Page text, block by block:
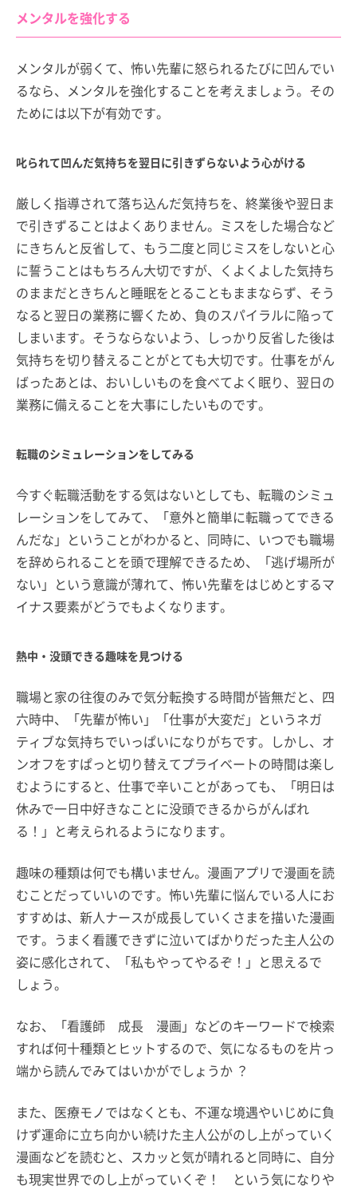
メンタルを強化する
メンタルが弱くて、怖い先輩に怒られるたびに凹んでい
るなら、メンタルを強化することを考えましょう。その
ためには以下が有効です。
叱られて凹んだ気持ちを翌日に引きずらないよう心がける
厳しく指導されて落ち込んだ気持ちを、終業後や翌日ま
で引きずることはよくありません。ミスをした場合など
にきちんと反省して、もう二度と同じミスをしないと心
に誓うことはもちろん大切ですが、くよくよした気持ち
のままだときちんと睡眠をとることもままならず、そう
なると翌日の業務に響くため、負のスパイラルに陥って
しまいます。そうならないよう、しっかり反省した後は
気持ちを切り替えることがとても大切です。仕事をがん
ばったあとは、おいしいものを食べてよく眠り、翌日の
業務に備えることを大事にしたいものです。
転職のシミュレーションをしてみる
今すぐ転職活動をする気はないとしても、転職のシミュ
レーションをしてみて、「意外と簡単に転職ってできる
んだな」ということがわかると、同時に、いつでも職場
を辞められることを頭で理解できるため、「逃げ場所が
ない」という意識が薄れて、怖い先輩をはじめとするマ
イナス要素がどうでもよくなります。
熱中・没頭できる趣味を見つける
職場と家の往復のみで気分転換する時間が皆無だと、四
六時中、「先輩が怖い」「仕事が大変だ」というネガ
ティブな気持ちでいっぱいになりがちです。しかし、オ
ンオフをすぱっと切り替えてプライベートの時間は楽し
むようにすると、仕事で辛いことがあっても、「明日は
休みで一日中好きなことに没頭できるからがんばれ
る！」と考えられるようになります。
趣味の種類は何でも構いません。漫画アプリで漫画を読
むことだっていいのです。怖い先輩に悩んでいる人にお
すすめは、新人ナースが成長していくさまを描いた漫画
です。うまく看護できずに泣いてばかりだった主人公の
姿に感化されて、「私もやってやるぞ！」と思えるで
しょう。
なお、「看護師 成長 漫画」などのキーワードで検索
すれば何十種類とヒットするので、気になるものを片っ
端から読んでみてはいかがでしょうか ？
また、医療モノではなくとも、不運な境遇やいじめに負
けず運命に立ち向かい続けた主人公がのし上がっていく
漫画などを読むと、スカッと気が晴れると同時に、自分
も現実世界でのし上がっていくぞ！ という気になりや